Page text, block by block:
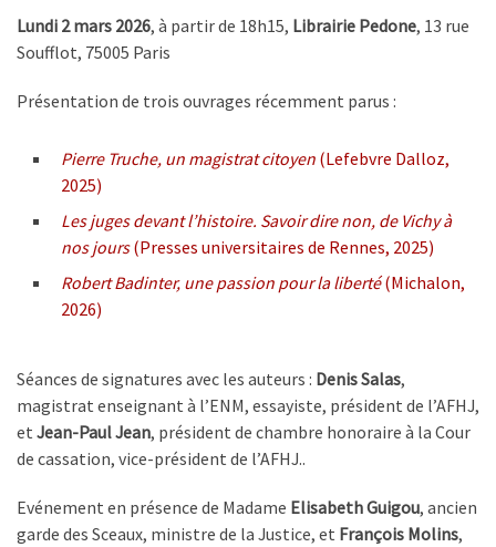
Lundi 2 mars 2026, à partir de 18h15, Librairie Pedone, 13 rue
Soufflot, 75005 Paris
Présentation de trois ouvrages récemment parus :
Pierre Truche, un magistrat citoyen (Lefebvre Dalloz,
2025)
Les juges devant l’histoire. Savoir dire non, de Vichy à
nos jours(Presses universitaires de Rennes, 2025)
Robert Badinter, une passion pour la liberté(Michalon,
2026)
Séances de signatures avec les auteurs : Denis Salas,
magistrat enseignant à l’ENM, essayiste, président de l’AFHJ,
et Jean-Paul Jean, président de chambre honoraire à la Cour
de cassation, vice-président de l’AFHJ..
Evénement en présence de Madame Elisabeth Guigou, ancien
garde des Sceaux, ministre de la Justice, et François Molins,